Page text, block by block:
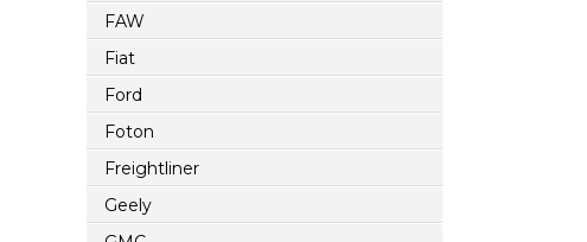
FAW
Fiat
Ford
Foton
Freightliner
Geely